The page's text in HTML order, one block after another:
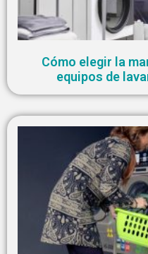
Cómo elegir la
equipos de